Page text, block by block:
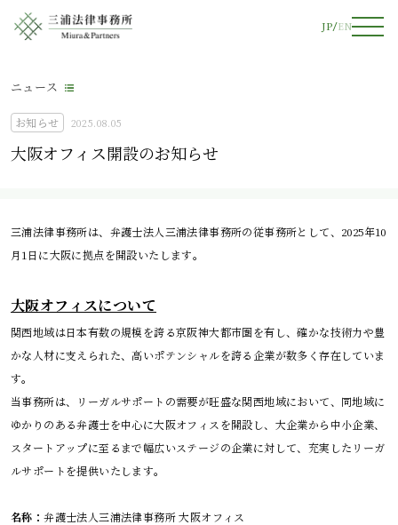
JP EN
ニュース
お知らせ 2025.08.05
大阪オフィス開設のお知らせ
三浦法律事務所は、弁護士法人三浦法律事務所の従事務所として、2025年10
月1日に大阪に拠点を開設いたします。
大阪オフィスについて
関西地域は日本有数の規模を誇る京阪神大都市圏を有し、確かな技術力や豊
かな人材に支えられた、高いポテンシャルを誇る企業が数多く存在していま
す。
当事務所は、リーガルサポートの需要が旺盛な関西地域において、同地域に
ゆかりのある弁護士を中心に大阪オフィスを開設し、大企業から中小企業、
スタートアップに至るまで幅広いステージの企業に対して、充実したリーガ
ルサポートを提供いたします。
名称：弁護士法人三浦法律事務所 大阪オフィス